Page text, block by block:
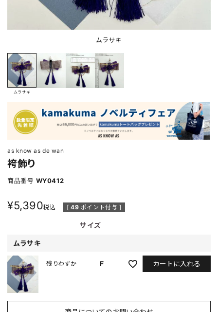
ムラサキ
ムラサキ
as know as de wan
袴飾り
商品番号 WY0412
¥5,390税込 [ 49 ポイント付与 ]
サイズ
ムラサキ
F
残りわずか カートに入れる